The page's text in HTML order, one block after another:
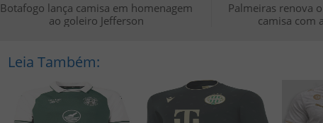
Palmeiras renova
camisa com
Botafogo lança camisa em homenagem
ao goleiro Jefferson
Leia Também: